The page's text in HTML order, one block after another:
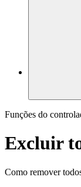
Funções do
Excluir
Como remover